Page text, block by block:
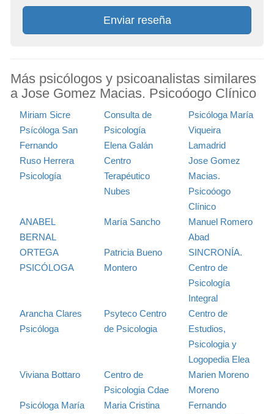
Enviar reseña
Más psicólogos y psicoanalistas similares
a Jose Gomez Macias. Psicoóogo Clínico
Miriam Sicre
Psícóloga San
Fernando
Consulta de
Psicología
Elena Galán
Psicóloga María
Viqueira
Lamadrid
Ruso Herrera
Psicología
Centro
Terapéutico
Nubes
Jose Gomez
Macias.
Psicoóogo
Clínico
ANABEL
BERNAL
ORTEGA
PSICÓLOGA
María Sancho
Manuel Romero
Abad
Patricia Bueno
Montero
SINCRONÍA.
Centro de
Psicología
Integral
Arancha Clares
Psicóloga
Psyteco Centro
de Psicologia
Centro de
Estudios,
Psicologia y
Logopedia Elea
Viviana Bottaro
Centro de
Psicologia Cdae
Marien Moreno
Moreno
Psicóloga María
Maria Cristina
Fernando